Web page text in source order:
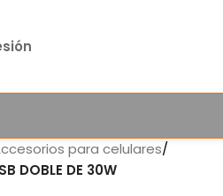
para celulares/
DOBLE DE 30W